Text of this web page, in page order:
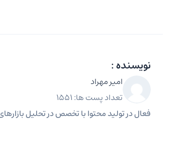
نویسنده :
امیر مهراد
تعداد پست ها: 1551
فعال در تولید محتوا با تخصص در تحلیل